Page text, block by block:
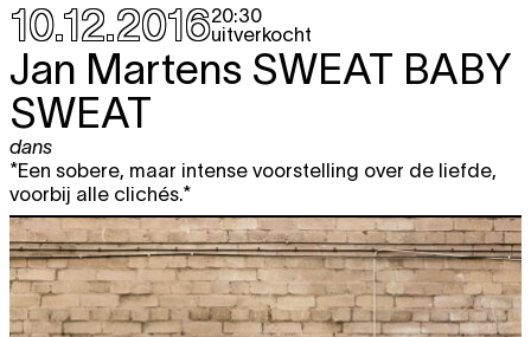
10.12.201620:30
uitverkocht
Jan Martens SWEAT BABY
SWEAT
dans
*Een sobere, maar intense voorstelling over de liefde,
voorbij alle clichés.*